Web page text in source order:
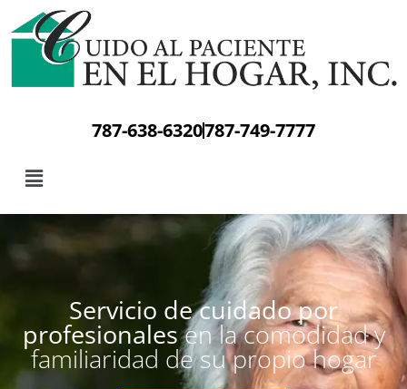
787-638-6320787-749-7777
Servicio de cuidado por
profesionalesen la comodidad y
familiaridad de su propio hogar